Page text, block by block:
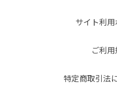
サイト利
ご利
特定商取引法